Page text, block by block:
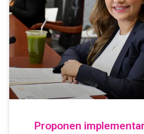
Proponen